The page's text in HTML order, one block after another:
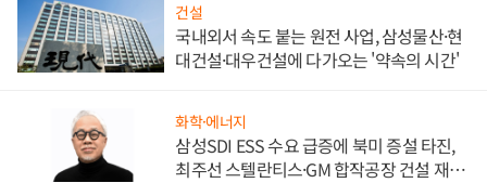
건설
국내외서 속도 붙는 원전 사업, 삼성물산·현
대건설·대우건설에 다가오는 '약속의 시간'
화학·에너지
삼성SDI ESS 수요 급증에 북미 증설 타진,
최주선 스텔란티스·GM 합작공장 건설 재추